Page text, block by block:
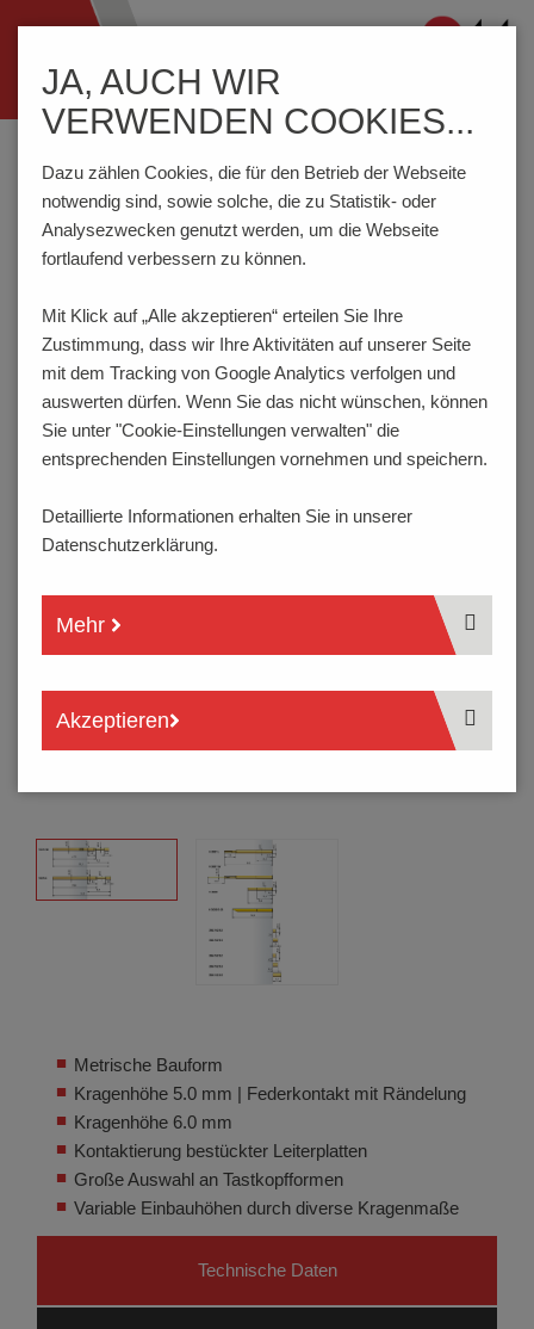
ein-/ausblenden
Home Prüftechnik
Federkontakte
Serie 1021/5R • 1021/6 - Kragenhöhe 5.0 | 6.0 mm
ICT-Federkontakt 100 mil / 2.54 mm
SERIE 1021/5R • 1021/6
Metrische Bauform
Kragenhöhe 5.0 mm | Federkontakt mit Rändelung
Kragenhöhe 6.0 mm
Kontaktierung bestückter Leiterplatten
Große Auswahl an Tastkopfformen
Variable Einbauhöhen durch diverse Kragenmaße
Technische Daten
JA, AUCH WIR
VERWENDEN COOKIES...
Dazu zählen Cookies, die für den Betrieb der Webseite
notwendig sind, sowie solche, die zu Statistik- oder
Analysezwecken genutzt werden, um die Webseite
fortlaufend verbessern zu können.
Mit Klick auf „Alle akzeptieren“ erteilen Sie Ihre
Zustimmung, dass wir Ihre Aktivitäten auf unserer Seite
mit dem Tracking von Google Analytics verfolgen und
auswerten dürfen. Wenn Sie das nicht wünschen, können
Sie unter "Cookie-Einstellungen verwalten" die
entsprechenden Einstellungen vornehmen und speichern.
Detaillierte Informationen erhalten Sie in unserer
Datenschutzerklärung.
Mehr
Akzeptieren